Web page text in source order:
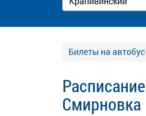
Билеты на автобус
Смирновка